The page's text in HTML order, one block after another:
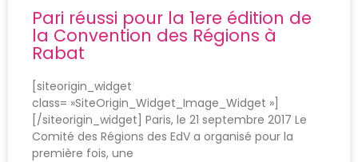
Pari réussi pour la 1ere édition de
la Convention des Régions à
Rabat
[siteorigin_widget
class= »SiteOrigin_Widget_Image_Widget »]
[/siteorigin_widget] Paris, le 21 septembre 2017 Le
Comité des Régions des EdV a organisé pour la
première fois, une